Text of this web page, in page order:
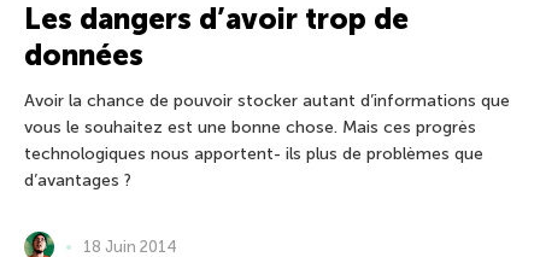
Les dangers d’avoir trop de
données
Avoir la chance de pouvoir stocker autant d’informations que
vous le souhaitez est une bonne chose. Mais ces progrès
technologiques nous apportent- ils plus de problèmes que
d’avantages ?
18 Juin 2014